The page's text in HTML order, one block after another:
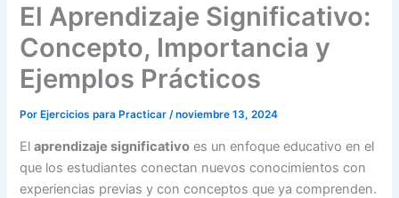
El Aprendizaje Significativo:
Concepto, Importancia y
Ejemplos Prácticos
Por Ejercicios para Practicar/noviembre 13, 2024
Elaprendizaje significativo es un enfoque educativo en el
que los estudiantes conectan nuevos conocimientos con
experiencias previas y con conceptos que ya comprenden.